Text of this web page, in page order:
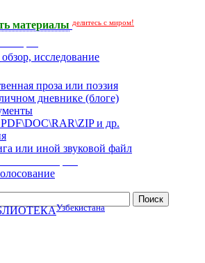
материалы делитесь с миром!
исследование
проза или поэзия
дневнике (блоге)
и др.
или иной звуковой файл
Узбекистана